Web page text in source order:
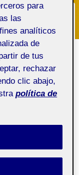
para
las
analíticos
de
de tus
rechazar
clic abajo,
política de